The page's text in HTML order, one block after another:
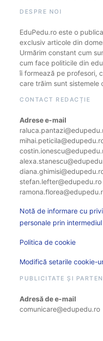
DESPRE NOI
EduPedu.ro este o
exclusiv articole din
Urmărim constant cum
cum face politicile din
îi formează pe profesori,
care trăim sunt sistemele
CONTACT REDACȚIE
Adrese e-mail
stefan.lefter@edupedu.ro
Notă de informare cu
personale prin
Politica de cookie
Modifică setarile cookie-
PUBLICITATE ȘI
Adresă de e-mail
comunicare@edupedu.ro